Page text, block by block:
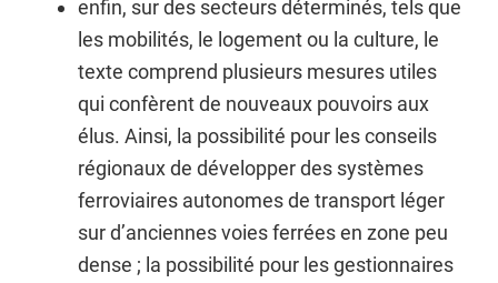
enfin, sur des secteurs déterminés, tels que
les mobilités, le logement ou la culture, le
texte comprend plusieurs mesures utiles
qui confèrent de nouveaux pouvoirs aux
élus. Ainsi, la possibilité pour les conseils
régionaux de développer des systèmes
ferroviaires autonomes de transport léger
sur d’anciennes voies ferrées en zone peu
dense ; la possibilité pour les gestionnaires